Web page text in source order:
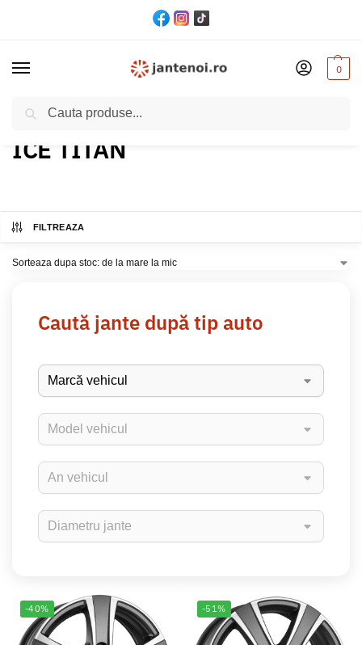
0
Acasă Produs Culoare / ICE TITAN
ICE TITAN
FILTREAZA
Caută jante după tip auto
-40% -51%